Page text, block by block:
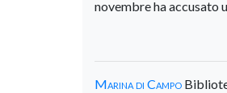
novembre ha accusato
Marina di Campo